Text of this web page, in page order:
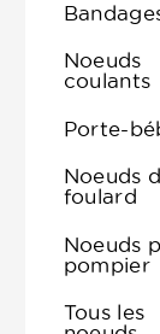
Noeuds
coulants
Porte-
Noeuds
foulard
Noeuds
pompier
Tous les